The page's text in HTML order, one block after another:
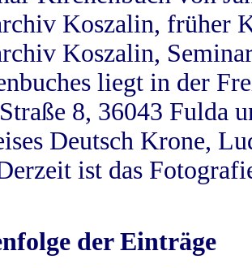
Koszalin, früher
Koszalin,
liegt in der
8, 36043 Fulda
Deutsch Krone,
ist das
der Einträge